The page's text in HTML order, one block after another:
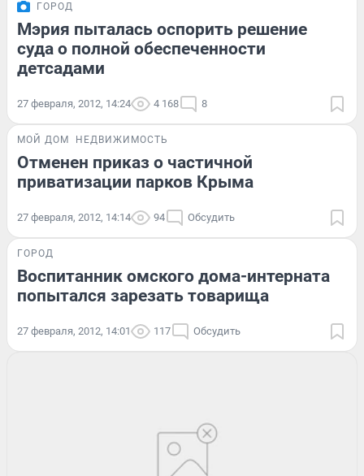
ГОРОД
Мэрия пыталась оспорить решение
суда о полной обеспеченности
детсадами
27 февраля, 2012, 14:24 4 168 8
МОЙ ДОМ НЕДВИЖИМОСТЬ
Отменен приказ о частичной
приватизации парков Крыма
27 февраля, 2012, 14:14 94 Обсудить
ГОРОД
Воспитанник омского дома-интерната
попытался зарезать товарища
27 февраля, 2012, 14:01 117 Обсудить